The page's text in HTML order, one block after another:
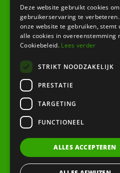
KvK: 34342484 | BTW
Juridische
Algemene
Rechten &
Deze website gebruikt cookies
gebruikerservaring te
onze website te gebruiken, stemt
alle cookies in overeenstemming
Cookiebeleid. Lees verder
STRIKT NOODZAKELIJK
PRESTATIE
TARGETING
FUNCTIONEEL
ALLES ACCEPTEREN